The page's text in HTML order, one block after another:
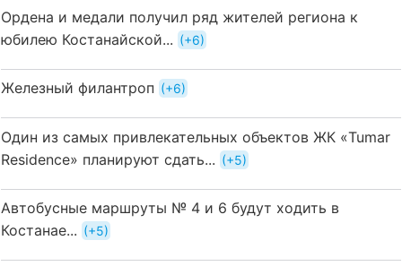
Ордена и медали получил ряд жителей региона к
юбилею Костанайской...
+6
Железный филантроп +6
Один из самых привлекательных объектов ЖК «Tumar
Residence» планируют сдать...
+5
Автобусные маршруты № 4 и 6 будут ходить в
Костанае...
+5